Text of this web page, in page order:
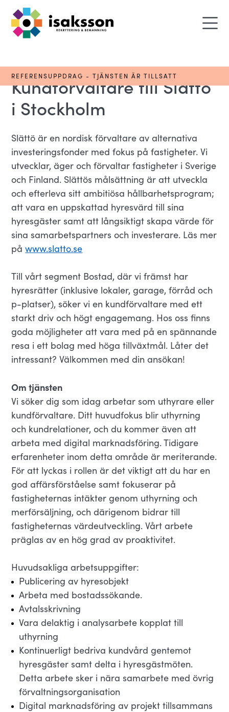
REFERENSUPPDRAG - TJÄNSTEN ÄR TILLSATT
Kundförvaltare till Slättö
i Stockholm
Slättö är en nordisk förvaltare av alternativa
investeringsfonder med fokus på fastigheter. Vi
utvecklar, äger och förvaltar fastigheter i Sverige
och Finland. Slättös målsättning är att utveckla
och efterleva sitt ambitiösa hållbarhetsprogram;
att vara en uppskattad hyresvärd till sina
hyresgäster samt att långsiktigt skapa värde för
sina samarbetspartners och investerare. Läs mer
påwww.slatto.se
Till vårt segment Bostad, där vi främst har
hyresrätter (inklusive lokaler, garage, förråd och
p-platser), söker vi en kundförvaltare med ett
starkt driv och högt engagemang. Hos oss finns
goda möjligheter att vara med på en spännande
resa i ett bolag med höga tillväxtmål. Låter det
intressant? Välkommen med din ansökan!
Om tjänsten
Vi söker dig som idag arbetar som uthyrare eller
kundförvaltare. Ditt huvudfokus blir uthyrning
och kundrelationer, och du kommer även att
arbeta med digital marknadsföring. Tidigare
erfarenheter inom detta område är meriterande.
För att lyckas i rollen är det viktigt att du har en
god affärsförståelse samt fokuserar på
fastigheternas intäkter genom uthyrning och
merförsäljning, och därigenom bidrar till
fastigheternas värdeutveckling. Vårt arbete
präglas av en hög grad av proaktivitet.
Huvudsakliga arbetsuppgifter:
Publicering av hyresobjekt
Arbeta med bostadssökande.
Avtalsskrivning
Vara delaktig i analysarbete kopplat till
uthyrning
Kontinuerligt bedriva kundvård gentemot
hyresgäster samt delta i hyresgästmöten.
Detta arbete sker i nära samarbete med övrig
förvaltningsorganisation
Digital marknadsföring av projekt tillsammans